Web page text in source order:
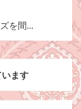
を間…
ます